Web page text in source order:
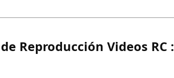
Reproducción Videos RC :